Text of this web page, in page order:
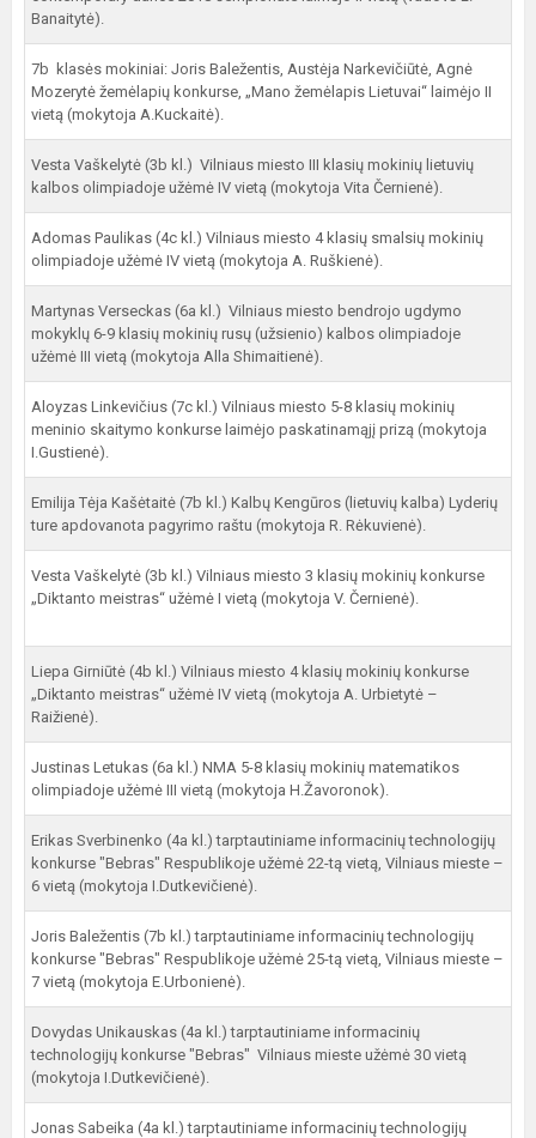
Banaitytė).
7b klasės mokiniai: Joris Baležentis, Austėja Narkevičiūtė, Agnė
Mozerytė žemėlapių konkurse, „Mano žemėlapis Lietuvai“ laimėjo II
vietą (mokytoja A.Kuckaitė).
Vesta Vaškelytė (3b kl.) Vilniaus miesto III klasių mokinių lietuvių
kalbos olimpiadoje užėmė IV vietą (mokytoja Vita Černienė).
Adomas Paulikas (4c kl.) Vilniaus miesto 4 klasių smalsių mokinių
olimpiadoje užėmė IV vietą (mokytoja A. Ruškienė).
Martynas Verseckas (6a kl.) Vilniaus miesto bendrojo ugdymo
mokyklų 6-9 klasių mokinių rusų (užsienio) kalbos olimpiadoje
užėmė III vietą (mokytoja Alla Shimaitienė).
Aloyzas Linkevičius (7c kl.) Vilniaus miesto 5-8 klasių mokinių
meninio skaitymo konkurse laimėjo paskatinamąjį prizą (mokytoja
I.Gustienė).
Emilija Tėja Kašėtaitė (7b kl.) Kalbų Kengūros (lietuvių kalba) Lyderių
ture apdovanota pagyrimo raštu (mokytoja R. Rėkuvienė).
Vesta Vaškelytė (3b kl.) Vilniaus miesto 3 klasių mokinių konkurse
„Diktanto meistras“ užėmė I vietą (mokytoja V. Černienė).
Liepa Girniūtė (4b kl.) Vilniaus miesto 4 klasių mokinių konkurse
„Diktanto meistras“ užėmė IV vietą (mokytoja A. Urbietytė –
Raižienė).
Justinas Letukas (6a kl.) NMA 5-8 klasių mokinių matematikos
olimpiadoje užėmė III vietą (mokytoja H.Žavoronok).
Erikas Sverbinenko (4a kl.) tarptautiniame informacinių technologijų
konkurse "Bebras" Respublikoje užėmė 22-tą vietą, Vilniaus mieste –
6 vietą (mokytoja I.Dutkevičienė).
Joris Baležentis (7b kl.) tarptautiniame informacinių technologijų
konkurse "Bebras" Respublikoje užėmė 25-tą vietą, Vilniaus mieste –
7 vietą (mokytoja E.Urbonienė).
Dovydas Unikauskas (4a kl.) tarptautiniame informacinių
technologijų konkurse "Bebras" Vilniaus mieste užėmė 30 vietą
(mokytoja I.Dutkevičienė).
Jonas Sabeika (4a kl.) tarptautiniame informacinių technologijų